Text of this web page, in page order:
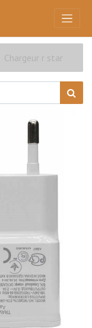
Chargeur r star